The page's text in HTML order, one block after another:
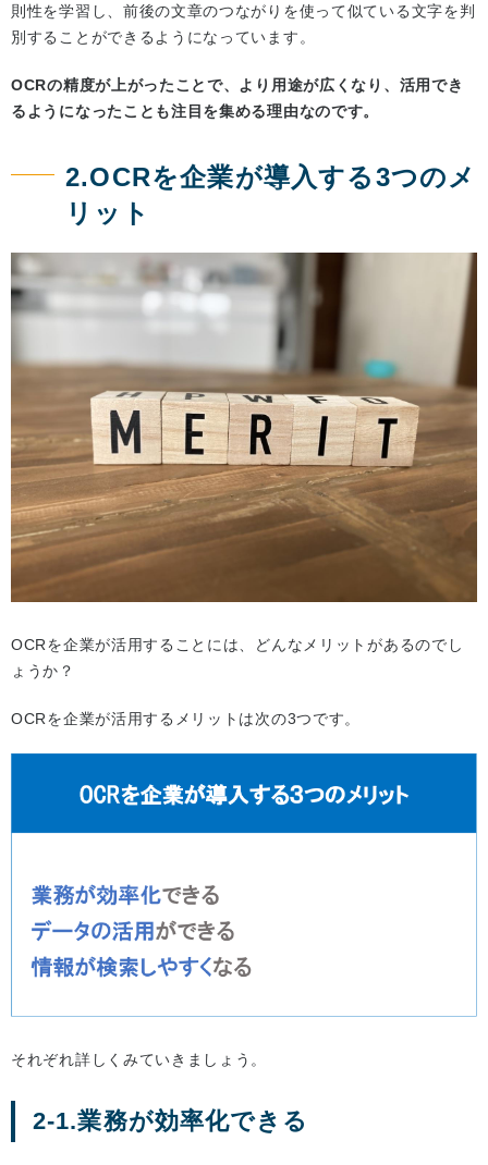
則性を学習し、前後の文章のつながりを使って似ている文字を判
別することができるようになっています。
OCRの精度が上がったことで、より用途が広くなり、活用でき
るようになったことも注目を集める理由なのです。
2.OCRを企業が導入する3つのメ
リット
OCRを企業が活用することには、どんなメリットがあるのでし
ょうか？
OCRを企業が活用するメリットは次の3つです。
それぞれ詳しくみていきましょう。
2-1.業務が効率化できる